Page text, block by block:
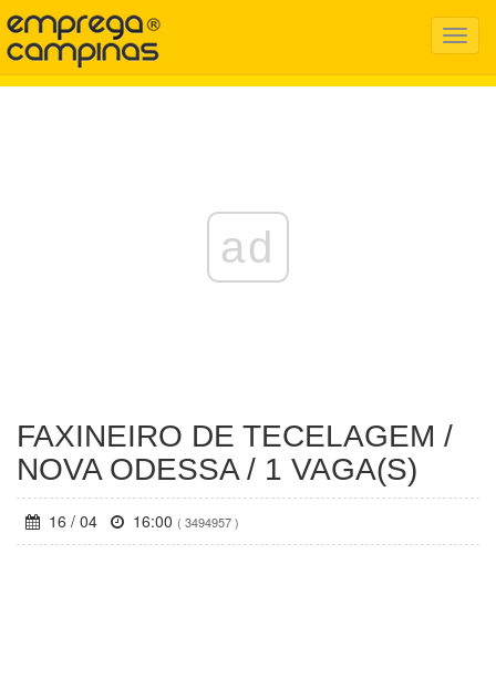
Menu
ad
FAXINEIRO DE TECELAGEM /
NOVA ODESSA / 1 VAGA(S)
16 / 04 16:00 ( 3494957 )